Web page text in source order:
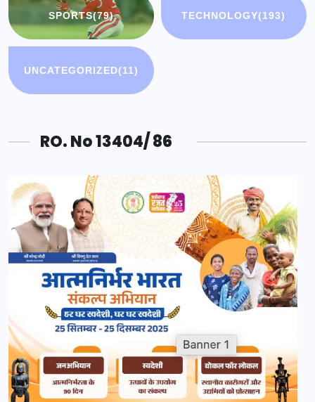
SPORTS(79) TECHNOLOGY(193)
UNCATEGORIZED(11)
RO. No 13404/ 86